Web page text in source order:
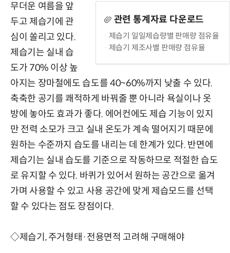
관련 통계자료 다운로드
제습기 일일제습량별 판매량 점유율
제습기 제조사별 판매량 점유율
무더운 여름을 앞
두고 제습기에 관
심이 쏠리고 있다.
제습기는 실내 습
도가 70% 이상 높
아지는 장마철에도 습도를 40~60%까지 낮출 수 있다.
축축한 공기를 쾌적하게 바꿔줄 뿐 아니라 욕실이나 옷
방에 놓아도 효과가 좋다. 에어컨에도 제습 기능이 있지
만 전력 소모가 크고 실내 온도가 계속 떨어지기 때문에
원하는 수준까지 습도를 내리는 데 한계가 있다. 반면에
제습기는 실내 습도를 기준으로 작동하므로 적절한 습도
로 유지할 수 있다. 바퀴가 있어서 원하는 공간으로 옮겨
가며 사용할 수 있고 사용 공간에 맞게 제습모드를 선택
할 수 있다는 점도 장점이다.
◇제습기, 주거형태·전용면적 고려해 구매해야